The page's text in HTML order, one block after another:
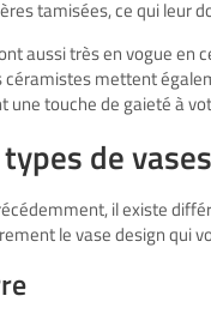
tamisées, ce qui leur
aussi très en vogue
mettent
une touche de gaieté à
de
il existe
le vase design qui